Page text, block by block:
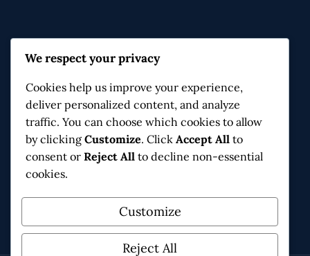
Contact & Infos
Moulin de Navitau, 3 ch. de l'Hirondelle
34170 Castelnau-le-Lez
connaissanceetpartage@gmail.com
Facebook Instagram X
We respect your privacy
Cookies help us improve your experience,
deliver personalized content, and analyze
traffic. You can choose which cookies to allow
by clicking Customize. Click Accept All to
consent or Reject All to decline non-essential
cookies.
Customize
Reject All